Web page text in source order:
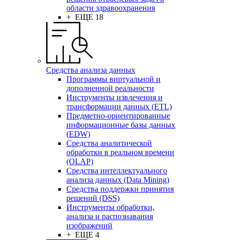
области здравоохранения
+ ЕЩЕ 18
Средства анализа данных
Программы виртуальной и
дополненной реальности
Инструменты извлечения и
трансформации данных (ETL)
Предметно-ориентированные
информационные базы данных
(EDW)
Средства аналитической
обработки в реальном времени
(OLAP)
Средства интеллектуального
анализа данных (Data Mining)
Средства поддержки принятия
решений (DSS)
Инструменты обработки,
анализа и распознавания
изображений
+ ЕЩЕ 4